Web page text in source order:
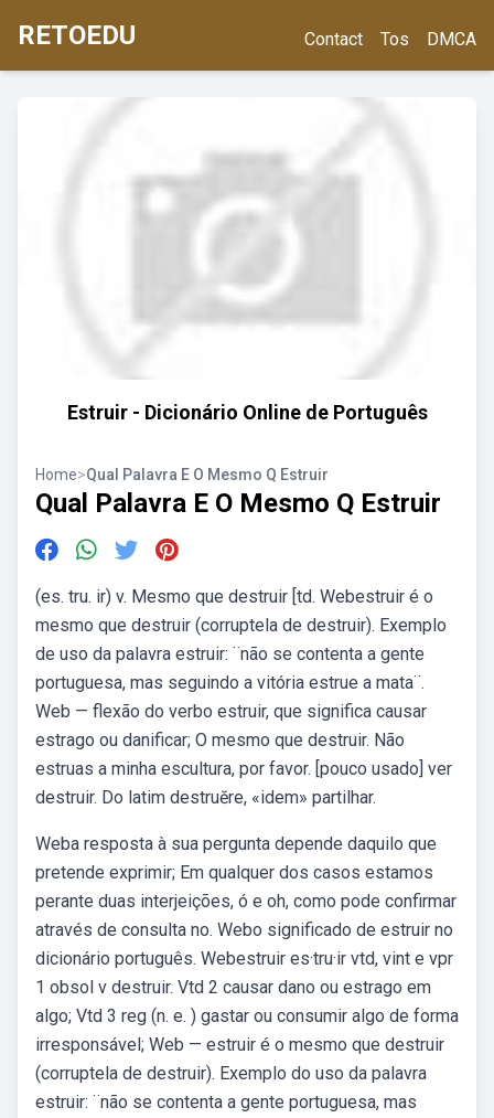
RETOEDU Contact Tos DMCA
Estruir - Dicionário Online de Português
Home>Qual Palavra E O Mesmo Q Estruir
Qual Palavra E O Mesmo Q Estruir
(es. tru. ir) v. Mesmo que destruir [td. Webestruir é o
mesmo que destruir (corruptela de destruir). Exemplo
de uso da palavra estruir: ¨não se contenta a gente
portuguesa, mas seguindo a vitória estrue a mata¨.
Web — flexão do verbo estruir, que significa causar
estrago ou danificar; O mesmo que destruir. Não
estruas a minha escultura, por favor. [pouco usado] ver
destruir. Do latim destruĕre, «idem» partilhar.
Weba resposta à sua pergunta depende daquilo que
pretende exprimir; Em qualquer dos casos estamos
perante duas interjeições, ó e oh, como pode confirmar
através de consulta no. Webo significado de estruir no
dicionário português. Webestruir es·tru·ir vtd, vint e vpr
1 obsol v destruir. Vtd 2 causar dano ou estrago em
algo; Vtd 3 reg (n. e. ) gastar ou consumir algo de forma
irresponsável; Web — estruir é o mesmo que destruir
(corruptela de destruir). Exemplo do uso da palavra
estruir: ¨não se contenta a gente portuguesa, mas